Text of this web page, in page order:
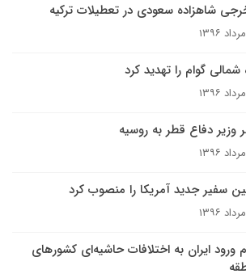
شاهزاده سعودی در تعطیلات ترکیه
شمالی گوام را تهدید کرد
وزیر دفاع قطر به روسیه
سفیر جدید آمریکا را منصوب کرد
ورود ایران به اختلافات حاشیه‌ای کشورهای